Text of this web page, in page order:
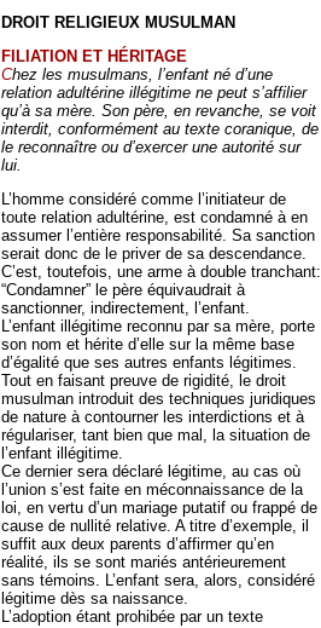
DROIT RELIGIEUX MUSULMAN
FILIATION ET HÉRITAGE
Chez les musulmans, l’enfant né d’une
relation adultérine illégitime ne peut s’affilier
qu’à sa mère. Son père, en revanche, se voit
interdit, conformément au texte coranique, de
le reconnaître ou d’exercer une autorité sur
lui.
L’homme considéré comme l’initiateur de
toute relation adultérine, est condamné à en
assumer l’entière responsabilité. Sa sanction
serait donc de le priver de sa descendance.
C’est, toutefois, une arme à double tranchant:
“Condamner” le père équivaudrait à
sanctionner, indirectement, l’enfant.
L’enfant illégitime reconnu par sa mère, porte
son nom et hérite d’elle sur la même base
d’égalité que ses autres enfants légitimes.
Tout en faisant preuve de rigidité, le droit
musulman introduit des techniques juridiques
de nature à contourner les interdictions et à
régulariser, tant bien que mal, la situation de
l’enfant illégitime.
Ce dernier sera déclaré légitime, au cas où
l’union s’est faite en méconnaissance de la
loi, en vertu d’un mariage putatif ou frappé de
cause de nullité relative. A titre d’exemple, il
suffit aux deux parents d’affirmer qu’en
réalité, ils se sont mariés antérieurement
sans témoins. L’enfant sera, alors, considéré
légitime dès sa naissance.
L’adoption étant prohibée par un texte